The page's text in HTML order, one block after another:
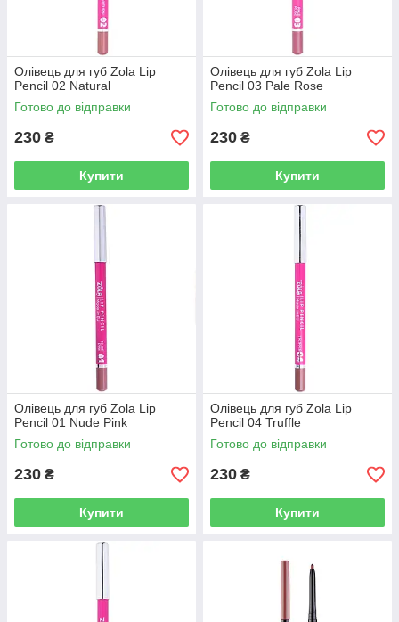
Олівець для губ Zola Lip
Pencil 02 Natural
Готово до відправки
230 ₴
Купити
Олівець для губ Zola Lip
Pencil 03 Pale Rose
Готово до відправки
230 ₴
Купити
Олівець для губ Zola Lip
Pencil 01 Nude Pink
Готово до відправки
230 ₴
Купити
Олівець для губ Zola Lip
Pencil 04 Truffle
Готово до відправки
230 ₴
Купити